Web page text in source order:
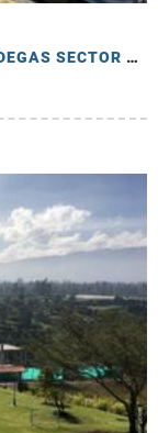
OFICINAS- SHOWROOM-GALPONES-BODEGAS SECTOR ELOY ALFARO